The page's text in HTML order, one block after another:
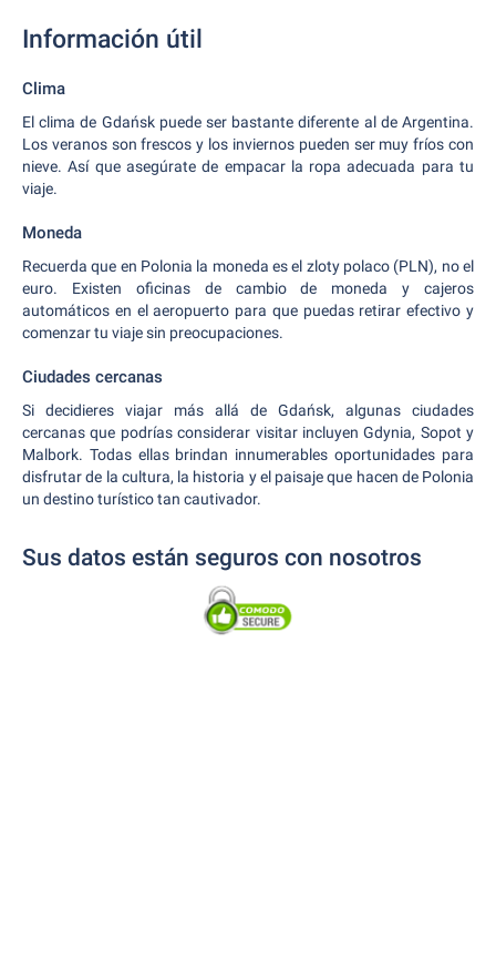
Información útil
Clima
El clima de Gdańsk puede ser bastante diferente al de Argentina.
Los veranos son frescos y los inviernos pueden ser muy fríos con
nieve. Así que asegúrate de empacar la ropa adecuada para tu
viaje.
Moneda
Recuerda que en Polonia la moneda es el zloty polaco (PLN), no el
euro. Existen oficinas de cambio de moneda y cajeros
automáticos en el aeropuerto para que puedas retirar efectivo y
comenzar tu viaje sin preocupaciones.
Ciudades cercanas
Si decidieres viajar más allá de Gdańsk, algunas ciudades
cercanas que podrías considerar visitar incluyen Gdynia, Sopot y
Malbork. Todas ellas brindan innumerables oportunidades para
disfrutar de la cultura, la historia y el paisaje que hacen de Polonia
un destino turístico tan cautivador.
Sus datos están seguros con nosotros